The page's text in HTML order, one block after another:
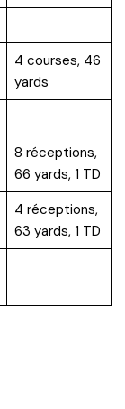
4 courses, 46
yards
8 réceptions,
66 yards, 1 TD
4 réceptions,
63 yards, 1 TD